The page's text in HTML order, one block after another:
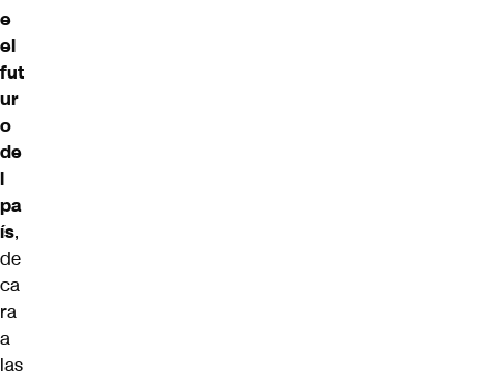
e
el
fut
ur
o
de
l
pa
ís,
de
ca
ra
a
las